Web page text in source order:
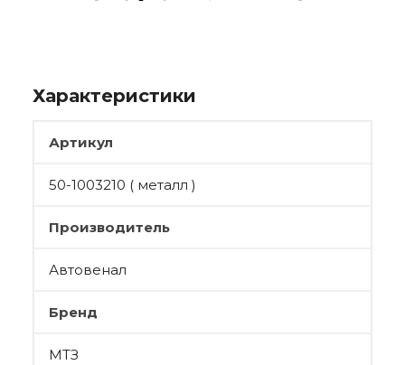
Характеристики
Артикул
50-1003210 ( металл )
Производитель
Автовенал
Бренд
МТЗ